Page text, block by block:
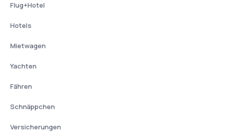
Flug+Hotel
Hotels
Mietwagen
Yachten
Fähren
Schnäppchen
Versicherungen